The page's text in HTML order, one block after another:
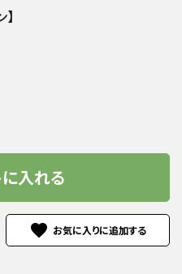
入れる
favorite